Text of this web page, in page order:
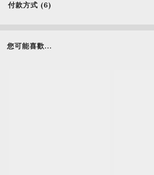
付款方式 (6)
您可能喜歡...